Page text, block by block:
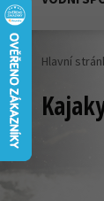
Hlavní